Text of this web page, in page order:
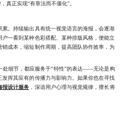
真正实现“有章法而不僵化”。
。持续输出具有统一视觉语言的海报，会逐渐
一看到某种色彩搭配、某种排版风格，便能立
成本，缩短制作周期，提高团队协作效率，为
细节，都应服务于“特性”的表达——无论是构
挥其应有的传播力与影响力。如果你也在寻找
报设计服务 ，深谙用户心理与视觉规律，擅长将